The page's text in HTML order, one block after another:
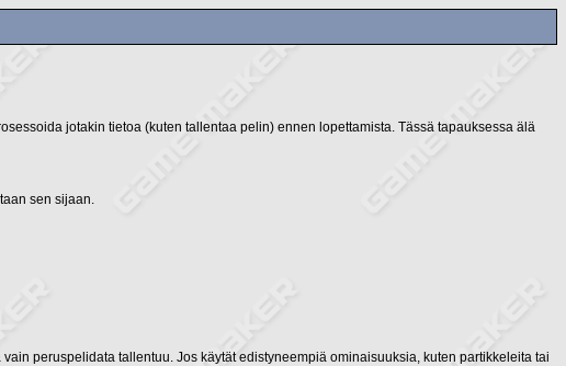
jotakin tietoa (kuten tallentaa pelin) ennen lopettamista. Tässä tapauksessa älä
sen sijaan.
peruspelidata tallentuu. Jos käytät edistyneempiä ominaisuuksia, kuten partikkeleita tai